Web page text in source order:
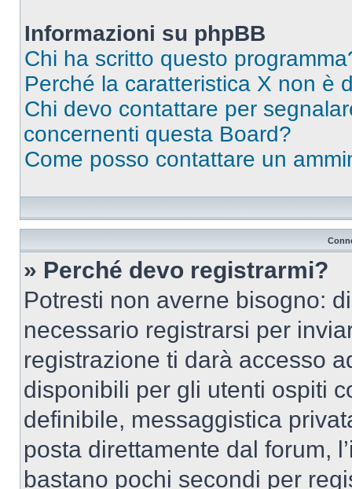
Informazioni su phpBB
Chi ha scritto questo
Perché la caratteristica X non è
Chi devo contattare per
concernenti questa Board?
Come posso contattare un
» Perché devo registrarmi?
Potresti non averne bisogno:
necessario registrarsi per
registrazione ti darà accesso
disponibili per gli utenti ospiti
definibile, messaggistica
posta direttamente dal forum,
bastano pochi secondi per